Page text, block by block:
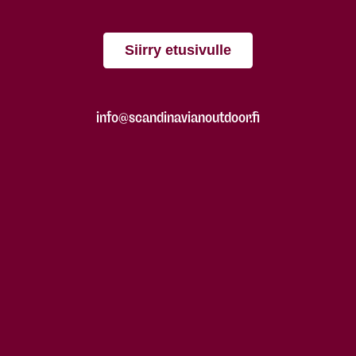
Siirry etusivulle
info@scandinavianoutdoor.fi